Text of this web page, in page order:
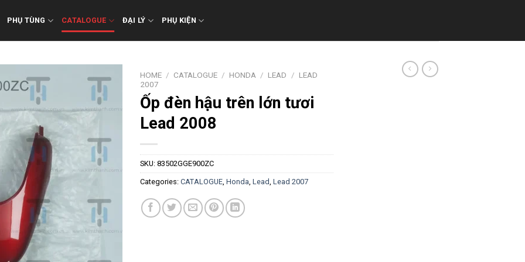
PHỤ TÙNG CATALOGUE ĐẠI LÝ PHỤ KIỆN
HOME / CATALOGUE / HONDA / LEAD / LEAD
2007
Ốp đèn hậu trên lớn tươi
Lead 2008
SKU: 83502GGE900ZC
Categories: CATALOGUE Honda Lead Lead 2007